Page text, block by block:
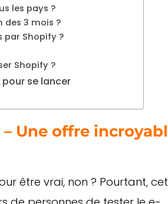
les pays ?
3 mois ?
par Shopify ?
Shopify ?
se lancer
Une offre
être vrai, non ? Pourtant,